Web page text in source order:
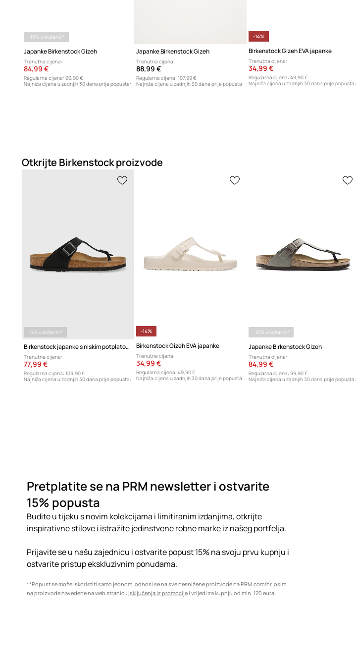
-15% u košarici*
Japanke Birkenstock Gizeh
Trenutna cijena:
84,99 €
Regularna cijena: 99,90 €
Najniža cijena u zadnjih 30 dana prije popusta:
Japanke Birkenstock Gizeh
Trenutna cijena:
88,99 €
Regularna cijena: 107,99 €
Najniža cijena u zadnjih 30 dana prije popusta:
-14%
Birkenstock Gizeh EVA japanke
Trenutna cijena:
34,99 €
Regularna cijena: 49,90 €
Najniža cijena u zadnjih 30 dana prije popusta:
40,99 €
Otkrijte Birkenstock proizvode
-5% u košarici*
Birkenstock japanke s niskim potplatom
Trenutna cijena:
77,99 €
Regularna cijena: 109,90 €
Najniža cijena u zadnjih 30 dana prije popusta:
-14%
Birkenstock Gizeh EVA japanke
Trenutna cijena:
34,99 €
Regularna cijena: 49,90 €
Najniža cijena u zadnjih 30 dana prije popusta:
-15% u košarici*
Japanke Birkenstock Gizeh
Trenutna cijena:
84,99 €
Regularna cijena: 99,90 €
Najniža cijena u zadnjih 30 dana prije popusta:
Pretplatite se na PRM newsletter i ostvarite
15% popusta
Budite u tijeku s novim kolekcijama i limitiranim izdanjima, otkrijte
inspirativne stilove i istražite jedinstvene robne marke iz našeg portfelja.
Prijavite se u našu zajednicu i ostvarite popust 15% na svoju prvu kupnju i
ostvarite pristup ekskluzivnim ponudama.
**Popust se može iskoristiti samo jednom, odnosi se na sve nesnižene proizvode na PRM.com/hr, osim
na proizvode navedene na web stranici: isključenja iz promocijei vrijedi za kupnju od min. 120 eura.